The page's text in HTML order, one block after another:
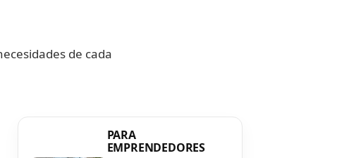
de cada
PARA
EMPRENDEDORES